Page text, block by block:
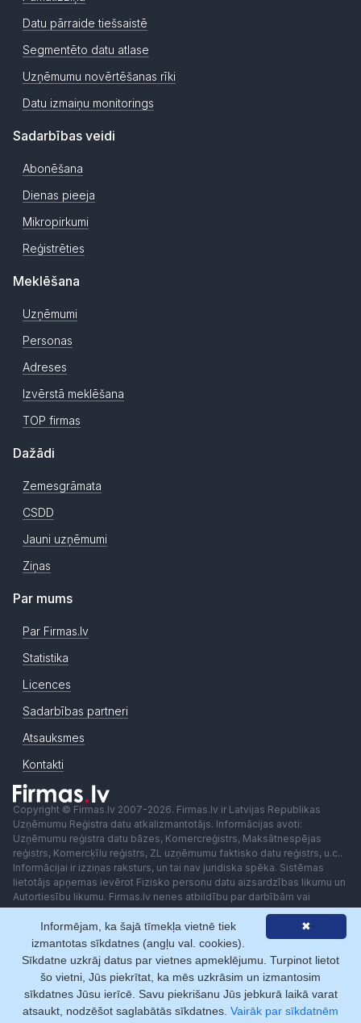
Datu pārraide tiešsaistē
Segmentēto datu atlase
Uzņēmumu novērtēšanas rīki
Datu izmaiņu monitorings
Sadarbības veidi
Abonēšana
Dienas pieeja
Mikropirkumi
Reģistrēties
Meklēšana
Uzņēmumi
Personas
Adreses
Izvērstā meklēšana
TOP firmas
Dažādi
Zemesgrāmata
CSDD
Jauni uzņēmumi
Ziņas
Par mums
Par Firmas.lv
Statistika
Licences
Sadarbības partneri
Atsauksmes
Kontakti
Copyright © Firmas.lv 2007-2026. Firmas.lv ir Latvijas Republikas
Uzņēmumu Reģistra datu atkalizmantotājs. Informācijas avoti:
Uzņēmumu reģistra datu bāzes, Komercreģistrs, Maksātnespējas
reģistrs, Komercķīlu reģistrs, ZL uzņēmumu faktisko datu reģistrs, u.c..
Informācijai ir izziņas raksturs, un tai nav juridiska spēka. Sistēmas
lietotājs apņemas ievērot Fizisko personu datu aizsardzības likumu un
Autortiesību likumu. Firmas.lv nenes atbildību par darbībām vai
lēmumiem, kas balstīti uz saņemto pakalpojumu. Lietotājam aizliegts
izmantot jebkādas automatizētas sistēmas vai iekārtas (robotus)
piekļuvei sistēmai bez rakstiskas saskaņošanas ar Firmas.lv. Galvenā
redaktore: Ingūna Pempere.
Lietošanas noteikumi
Privātuma politika Norēķini ar
✖
Informējam, ka šajā tīmekļa vietnē tiek
izmantotas sīkdatnes (angļu val. cookies).
Sīkdatne uzkrāj datus par vietnes apmeklējumu. Turpinot lietot
šo vietni, Jūs piekrītat, ka mēs uzkrāsim un izmantosim
sīkdatnes Jūsu ierīcē. Savu piekrišanu Jūs jebkurā laikā varat
atsaukt, nodzēšot saglabātās sīkdatnes. Vairāk par sīkdatnēm